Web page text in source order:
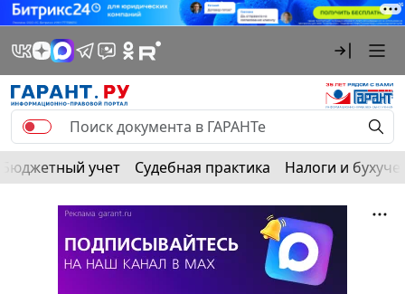
Бюджетный учет Судебная практика Налоги и